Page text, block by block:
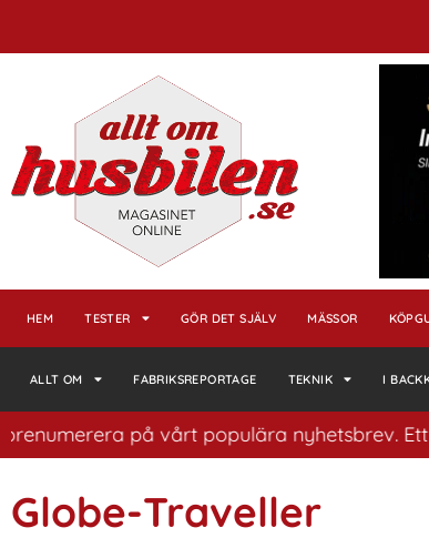
HEM TESTER GÖR DET SJÄLV MÄSSOR
ALLT OM FABRIKSREPORTAGE TEKNIK I
på vårt populära nyhetsbrev. Ett bra
Globe-Traveller